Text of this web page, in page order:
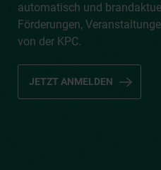
automatisch und
Förderungen,
von der KPC.
JETZT ANMELDEN